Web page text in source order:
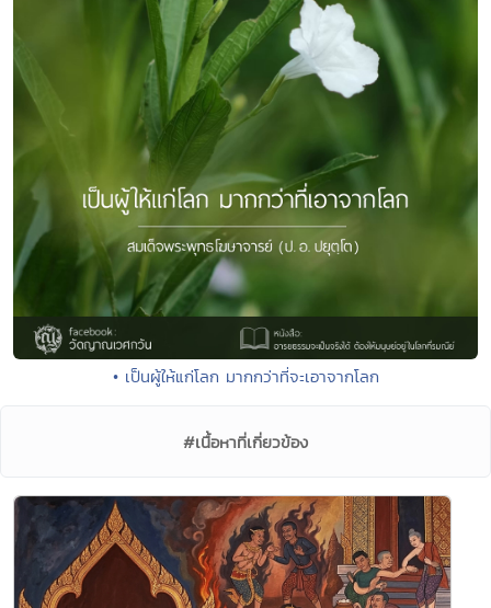
• เป็นผู้ให้แก่โลก มากกว่าที่จะเอาจากโลก
#เนื้อหาที่เกี่ยวข้อง